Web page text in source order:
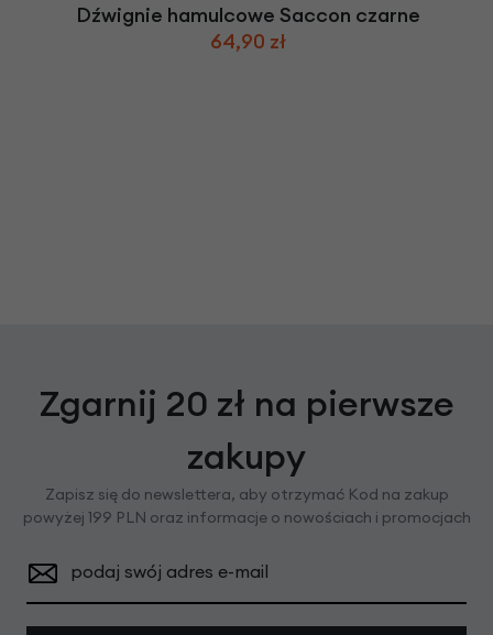
Dźwignie hamulcowe Saccon czarne
64,90 zł
Zgarnij 20 zł na pierwsze
zakupy
Zapisz się do newslettera, aby otrzymać Kod na zakup
powyżej 199 PLN oraz informacje o nowościach i promocjach
podaj swój adres e-mail